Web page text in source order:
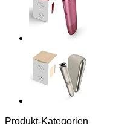
Produkt-Kategorien